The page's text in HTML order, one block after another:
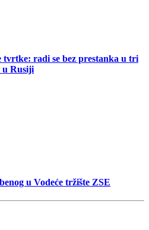
tvrtke: radi se bez prestanka u tri
u Rusiji
u Vodeće tržište ZSE